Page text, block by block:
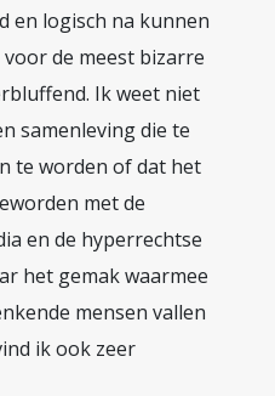
en logisch na kunnen
de meest bizarre
Ik weet niet
samenleving die te
te worden of dat het
met de
en de hyperrechtse
het gemak waarmee
mensen vallen
ik ook zeer